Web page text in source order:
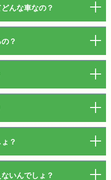
んな車なの？
？
？
いんでしょ？